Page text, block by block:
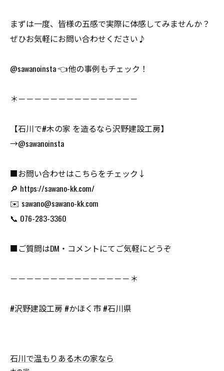
まずは一度、皆様の五感で実際に体感してみませんか？
ぜひお気軽にお問い合わせください♪
@sawanoinsta 👈他の事例もチェック！
＊－－－－－－－－－－－－－－－
【石川で#木の家 を造るなら沢野建設工房】
→@sawanoinsta
■お問い合わせはこちらをチェック↓
🔎 https://sawano-kk.com/
✉️ sawano@sawano-kk.com
📞 076-283-3360
■ご質問はDM・コメントにてご気軽にどうぞ
－－－－－－－－－－－－－－－＊
#沢野建設工房 #かほく市 #石川県
石川で温もりある木の家なら